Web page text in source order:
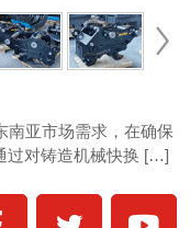
南亚市场需求，在确保
过对铸造机械快换 […]